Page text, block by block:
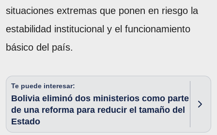
situaciones extremas que ponen en riesgo la
estabilidad institucional y el funcionamiento
básico del país.
Te puede interesar:
Bolivia eliminó dos ministerios como parte
de una reforma para reducir el tamaño del
Estado